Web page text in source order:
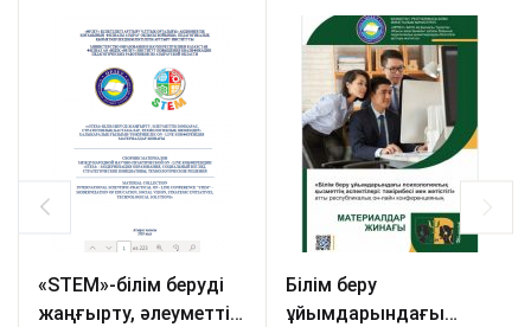
«STEM»-білім беруді
жаңғырту, әлеуметтік
Білім беру
ұйымдарындағы